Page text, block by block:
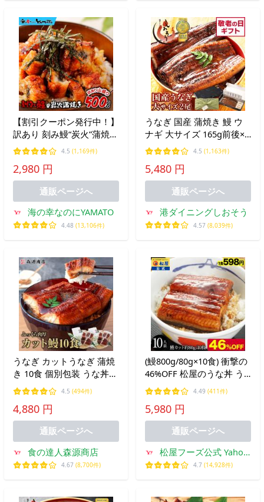
【割引クーポン発行中！】
訳あり 刻み鰻“炭火”蒲焼
山盛り500g 蒲焼きのタレ
山椒付き ひつまぶし 茶漬
け 鰻巻き きざみうなぎ ウ
ナギ 土用の丑の日 爆買
4.5 (1,169件)
2,980 円
通販ページへ
海の幸なのにYAMATO
4.48 (13,106件)
うなぎ 国産 蒲焼き 鰻 ウ
ナギ 大サイズ 165g前後×2
尾 化粧箱 うなぎ蒲焼 肝吸
い unagi グルメ お中元 御
中元 爆買
4.5 (1,163件)
5,480 円
通販ページへ
港ダイニングしおそう
4.57 (8,039件)
うなぎ カットうなぎ 蒲焼
き 10食 個別包装 うな丼10
人前 合計800g 鰻 ウナギ
うな飯 食品 海鮮 ギフト
ポイント利用
4.5 (494件)
4,880 円
通販ページへ
食の達人森源商店
4.67 (8,700件)
(鰻800g/80g×10食) 衝撃の
46%OFF 松屋のうな丼 う
なぎ 鰻 松屋 すし松 カッ
トメガ盛り(10人前) 丑の日
土用の丑の日 土用の丑 非
常食
4.49 (411件)
5,980 円
通販ページへ
松屋フーズ公式 Yahoo!
ショッピング店
4.7 (14,928件)